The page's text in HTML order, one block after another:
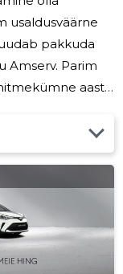
usaldusväärne
pakkuda
Parim
lihtsalt
pingutame, et
teistest,
elamust